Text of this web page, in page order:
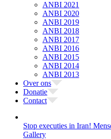
ANBI 2021
ANBI 2020
ANBI 2019
ANBI 2018
ANBI 2017
ANBI 2016
ANBI 2015
ANBI 2014
ANBI 2013
Over ons
Donatie
Contact
Stop executies in Iran!
Gallery